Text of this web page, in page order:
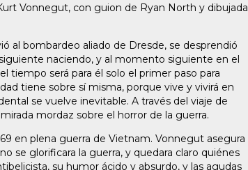
Vonnegut, con guion de Ryan North y dibujada
al bombardeo aliado de Dresde, se desprendió
naciendo, y al momento siguiente en el
tiempo será para él solo el primer paso para
tiene sobre sí misma, porque vive y vivirá en
se vuelve inevitable. A través del viaje de
mordaz sobre el horror de la guerra.
en plena guerra de Vietnam. Vonnegut asegura
se glorificara la guerra, y quedara claro quiénes
su humor ácido y absurdo, y las agudas